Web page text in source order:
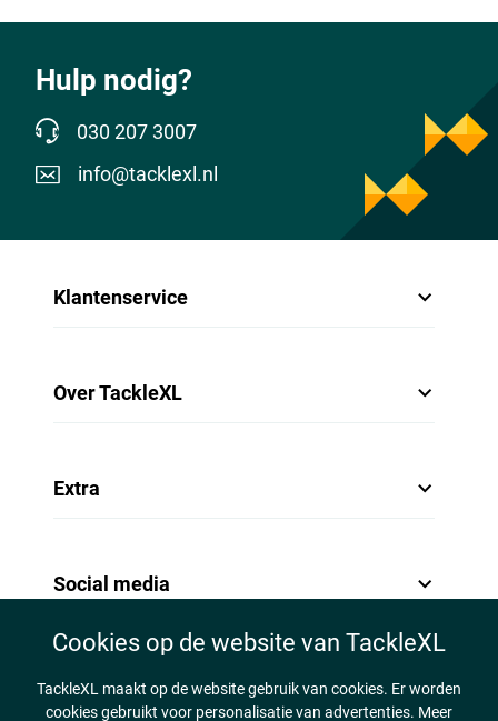
Hulp nodig?
030 207 3007
info@tacklexl.nl
Klantenservice
Over TackleXL
Extra
Social media
Cookies op de website van TackleXL
TackleXL maakt op de website gebruik van cookies. Er worden
cookies gebruikt voor personalisatie van advertenties. Meer